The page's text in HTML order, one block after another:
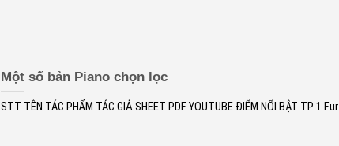
Một số bản Piano chọn lọc
STT TÊN TÁC PHẨM TÁC GIẢ SHEET PDF YOUTUBE ĐIỂM NỔI BẬT TP 1 Fur